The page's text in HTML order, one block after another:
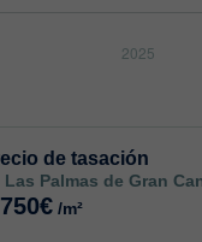
de tasación
Las Palmas de Gran
/m²